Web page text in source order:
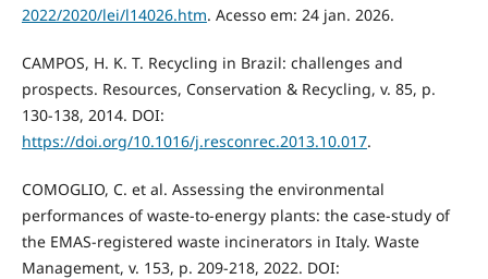
2022/2020/lei/l14026.htm. Acesso em: 24 jan. 2026.
CAMPOS, H. K. T. Recycling in Brazil: challenges and
prospects. Resources, Conservation & Recycling, v. 85, p.
130-138, 2014. DOI:
https://doi.org/10.1016/j.resconrec.2013.10.017.
COMOGLIO, C. et al. Assessing the environmental
performances of waste-to-energy plants: the case-study of
the EMAS-registered waste incinerators in Italy. Waste
Management, v. 153, p. 209-218, 2022. DOI: